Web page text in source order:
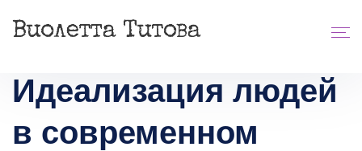
Идеализация людей
в современном